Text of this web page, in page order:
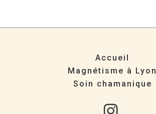
Accueil
Magnétisme à Lyon
Soin chamanique